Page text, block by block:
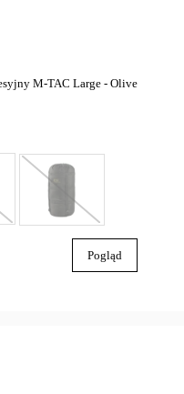
M-TAC Large - Olive
Pogląd